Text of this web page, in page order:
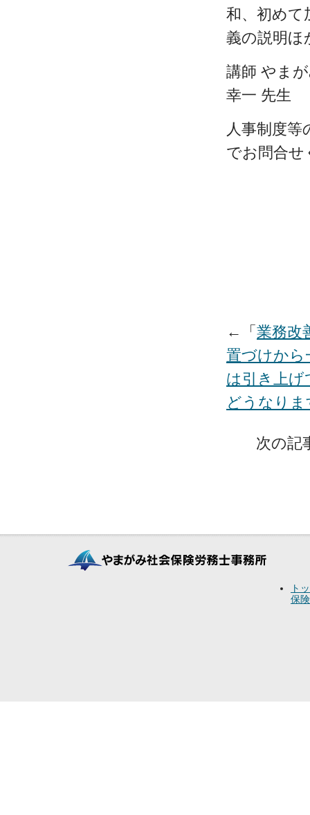
和、初めて
義の説明ほ
講師 やま
幸一 先生
人事制度等
でお問合せ
←「 業務改
置づけから
は引き上げ
どうなりま
次の記
ト
保